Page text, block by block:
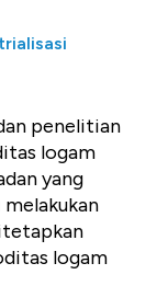
penelitian
logam
yang
logam